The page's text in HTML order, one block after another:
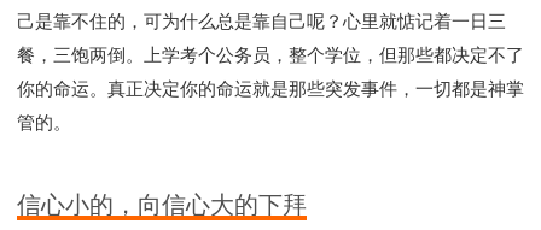
己是靠不住的，可为什么总是靠自己呢？心里就惦记着一日三
餐，三饱两倒。上学考个公务员，整个学位，但那些都决定不了
你的命运。真正决定你的命运就是那些突发事件，一切都是神掌
管的。
信心小的，向信心大的下拜